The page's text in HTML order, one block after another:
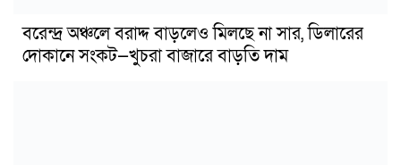
বরেন্দ্র অঞ্চলে বরাদ্দ বাড়লেও মিলছে না সার, ডিলারের
দোকানে সংকট—খুচরা বাজারে বাড়তি দাম